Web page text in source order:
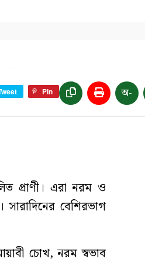
Pin অ-
প্রাণী। এরা নরম ও
বেশিরভাগ
চোখ, নরম স্বভাব